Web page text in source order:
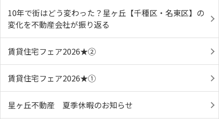
10年で街はどう変わった？星ヶ丘【千種区・名東区】の
変化を不動産会社が振り返る
賃貸住宅フェア2026★➁
賃貸住宅フェア2026★①
星ヶ丘不動産 夏季休暇のお知らせ